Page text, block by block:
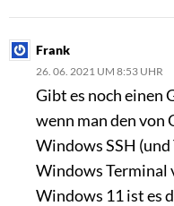
Frank
26. 06. 2021 UM 8:53 UHR
Gibt es noch einen
wenn man den von
Windows SSH
Windows Terminal
Windows 11 ist es